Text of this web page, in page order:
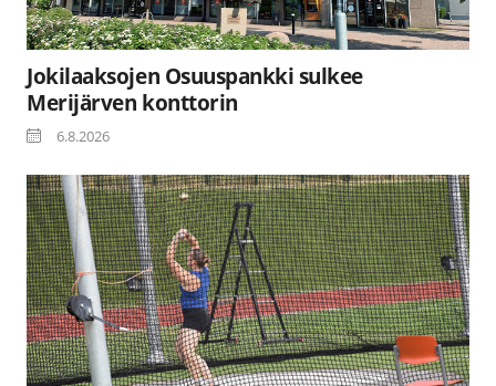
Jokilaaksojen Osuuspankki sulkee
Merijärven konttorin
6.8.2026